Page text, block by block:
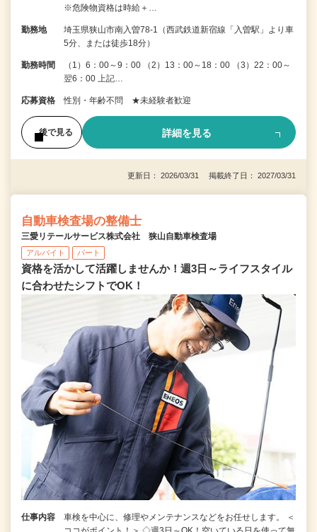
※危険物資格は時給＋…
勤務地
埼玉県狭山市南入曽78-1（西武鉄道新宿線「入曽駅」より車
5分、または徒歩18分）
勤務時間
（1）6：00～9：00 （2）13：00～18：00 （3）22：00～
翌6：00 上記…
応募資格 性別・年齢不問 ★未経験者歓迎
後で見る 詳細を見る
更新日： 2026/03/31 掲載終了日： 2027/03/31
自動車検査場の整備士
三愛リテールサービス株式会社 狭山自動車検査場
アルバイト パート
資格を活かして活躍しませんか！週3日～ライフスタイル
に合わせたシフトでOK！
仕事内容
車検を中心に、修理やメンテナンスなどをお任せします。 ＜